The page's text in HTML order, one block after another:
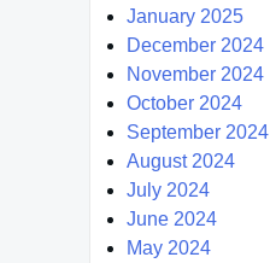
January 2025
December 2024
November 2024
October 2024
September 2024
August 2024
July 2024
June 2024
May 2024